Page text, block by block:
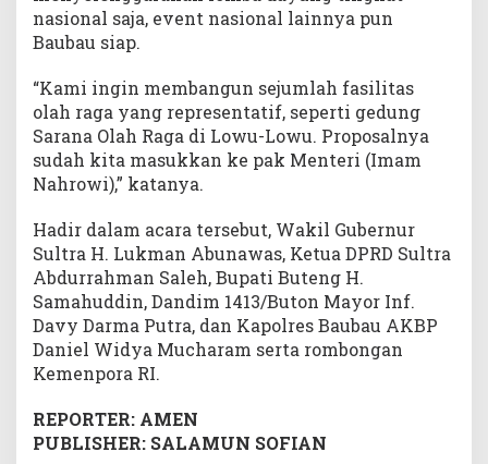
nasional saja, event nasional lainnya pun
Baubau siap.
“Kami ingin membangun sejumlah fasilitas
olah raga yang representatif, seperti gedung
Sarana Olah Raga di Lowu-Lowu. Proposalnya
sudah kita masukkan ke pak Menteri (Imam
Nahrowi),” katanya.
Hadir dalam acara tersebut, Wakil Gubernur
Sultra H. Lukman Abunawas, Ketua DPRD Sultra
Abdurrahman Saleh, Bupati Buteng H.
Samahuddin, Dandim 1413/Buton Mayor Inf.
Davy Darma Putra, dan Kapolres Baubau AKBP
Daniel Widya Mucharam serta rombongan
Kemenpora RI.
REPORTER: AMEN
PUBLISHER: SALAMUN SOFIAN